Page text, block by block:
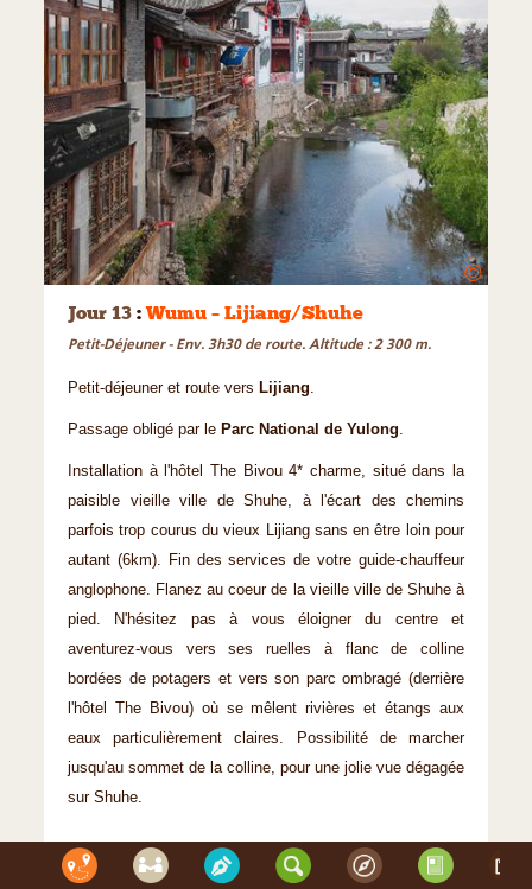
©
Jour 13 : Wumu – Lijiang/Shuhe
Petit-Déjeuner - Env. 3h30 de route. Altitude : 2 300 m.
Petit-déjeuner et route vers Lijiang.
Passage obligé par le Parc National de Yulong.
Installation à l'hôtel The Bivou 4* charme, situé dans la
paisible vieille ville de Shuhe, à l'écart des chemins
parfois trop courus du vieux Lijiang sans en être loin pour
autant (6km). Fin des services de votre guide-chauffeur
anglophone. Flanez au coeur de la vieille ville de Shuhe à
pied. N'hésitez pas à vous éloigner du centre et
aventurez-vous vers ses ruelles à flanc de colline
bordées de potagers et vers son parc ombragé (derrière
l'hôtel The Bivou) où se mêlent rivières et étangs aux
eaux particulièrement claires. Possibilité de marcher
jusqu'au sommet de la colline, pour une jolie vue dégagée
sur Shuhe.
Dîner libre et nuit à Shuhe.